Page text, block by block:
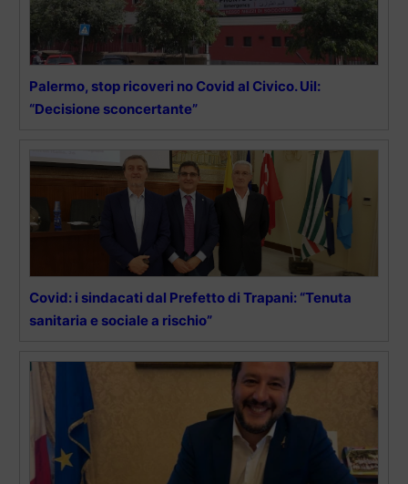
Palermo, stop ricoveri no Covid al Civico. Uil:
“Decisione sconcertante”
Covid: i sindacati dal Prefetto di Trapani: “Tenuta
sanitaria e sociale a rischio”